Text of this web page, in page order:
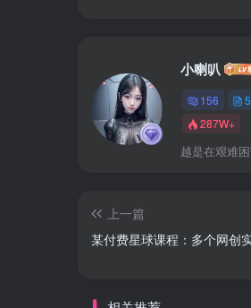
小喇叭
156
287W+
越是在艰难
上一篇
某付费星球课程：多个网创